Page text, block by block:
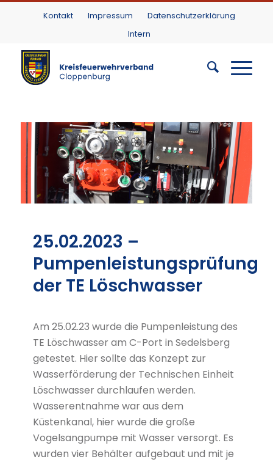
Kontakt Impressum
Datenschutzerklärung
Intern
25.02.2023 –
Pumpenleistungsprüfung
der TE Löschwasser
Am 25.02.23 wurde die Pumpenleistung des
TE Löschwasser am C-Port in Sedelsberg
getestet. Hier sollte das Konzept zur
Wasserförderung der Technischen Einheit
Löschwasser durchlaufen werden.
Wasserentnahme war aus dem
Küstenkanal, hier wurde die große
Vogelsangpumpe mit Wasser versorgt. Es
wurden vier Behälter aufgebaut und mit je